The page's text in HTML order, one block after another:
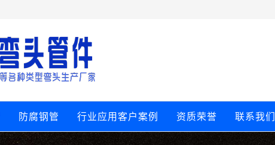
防腐钢管 行业应用客户案例 资质荣誉 联系我们